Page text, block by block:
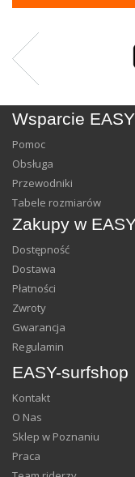
Wsparcie EASY
Pomoc
Obsługa
Przewodniki
Tabele rozmiarów
Zakupy w
Dostępność
Dostawa
Płatności
Zwroty
Gwarancja
Regulamin
EASY-surfshop
Kontakt
O Nas
Sklep w Poznaniu
Praca